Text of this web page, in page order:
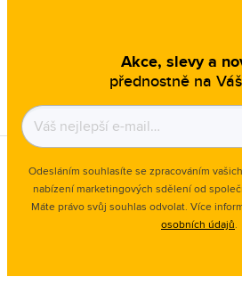
Akce, slevy a
přednostně na
Odesláním souhlasíte se zpracováním
nabízení marketingových sdělení od
Máte právo svůj souhlas odvolat. Více
osobních údajů.